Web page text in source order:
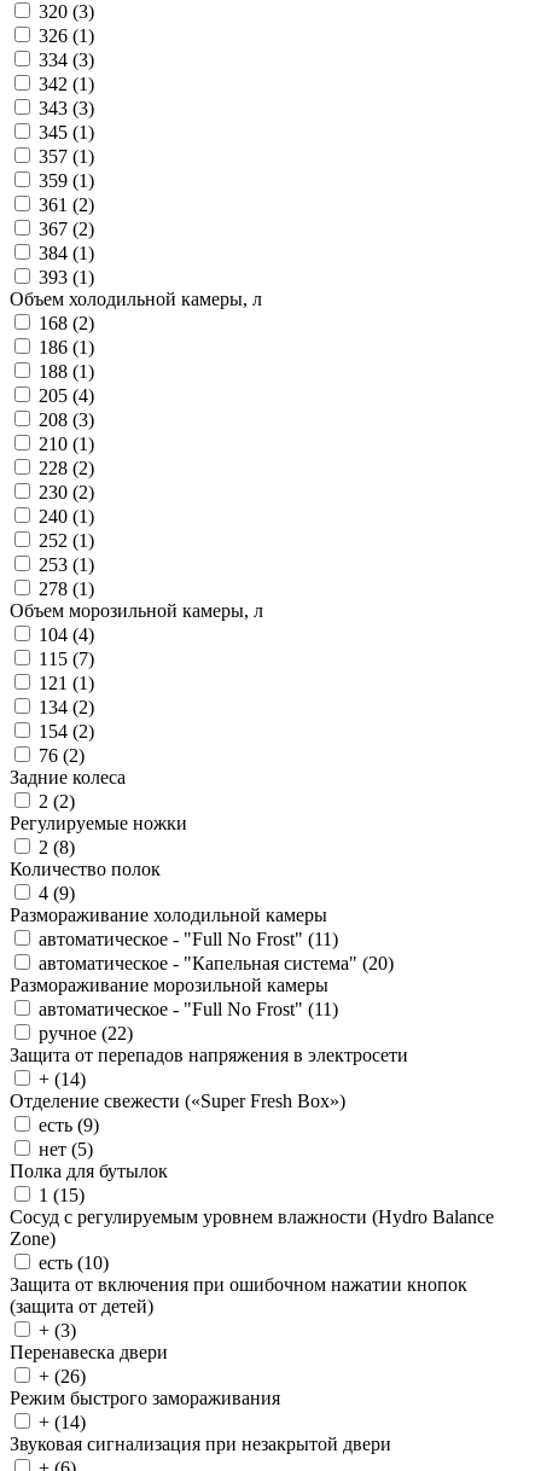
320 (3)
326 (1)
334 (3)
342 (1)
343 (3)
345 (1)
357 (1)
359 (1)
361 (2)
367 (2)
384 (1)
393 (1)
Объем холодильной камеры, л
168 (2)
186 (1)
188 (1)
205 (4)
208 (3)
210 (1)
228 (2)
230 (2)
240 (1)
252 (1)
253 (1)
278 (1)
Объем морозильной камеры, л
104 (4)
115 (7)
121 (1)
134 (2)
154 (2)
76 (2)
Задние колеса
2 (2)
Регулируемые ножки
2 (8)
Количество полок
4 (9)
Размораживание холодильной камеры
автоматическое - "Full No Frost" (11)
автоматическое - "Капельная система" (20)
Размораживание морозильной камеры
автоматическое - "Full No Frost" (11)
ручное (22)
Защита от перепадов напряжения в электросети
+ (14)
Отделение свежести («Super Fresh Box»)
есть (9)
нет (5)
Полка для бутылок
1 (15)
Сосуд с регулируемым уровнем влажности (Hydro Balance
Zone)
есть (10)
Защита от включения при ошибочном нажатии кнопок
(защита от детей)
+ (3)
Перенавеска двери
+ (26)
Режим быстрого замораживания
+ (14)
Звуковая сигнализация при незакрытой двери